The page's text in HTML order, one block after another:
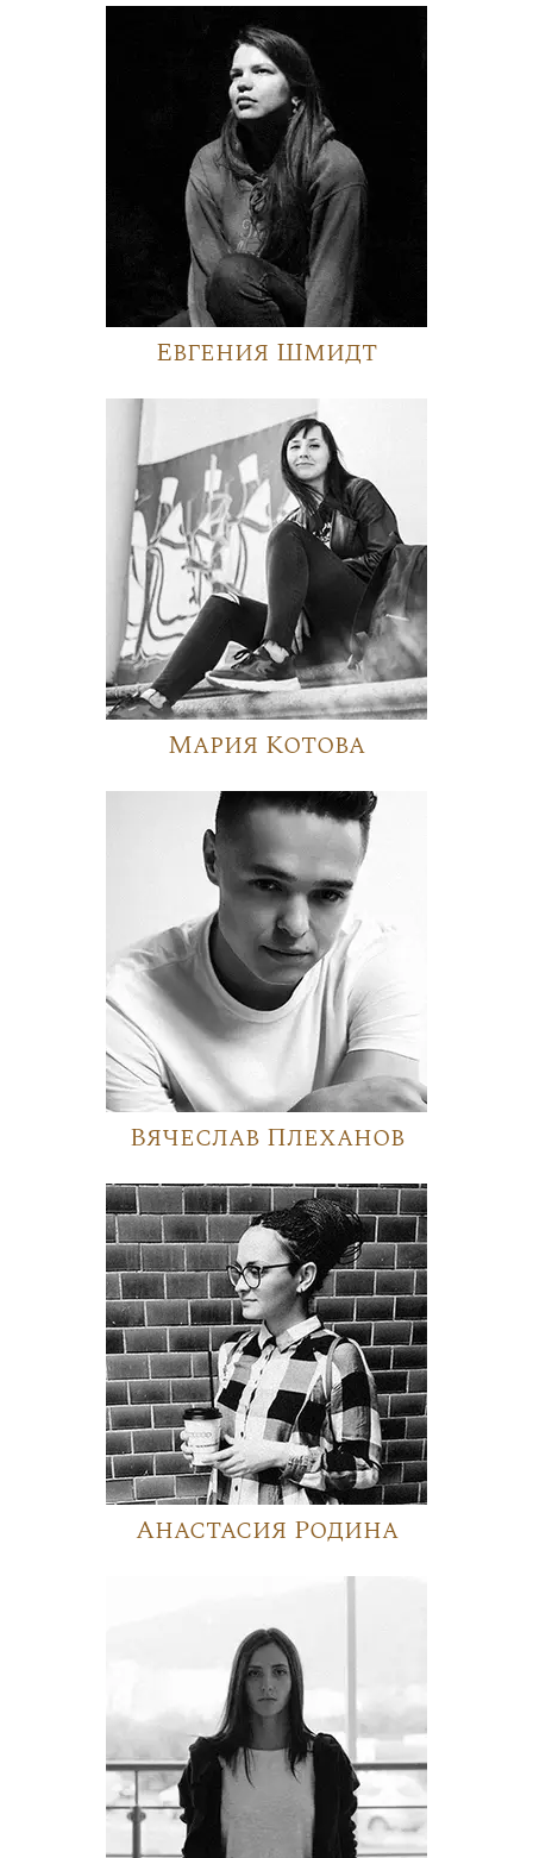
Евгения Шмидт
Мария Котова
Вячеслав Плеханов
Анастасия Родина